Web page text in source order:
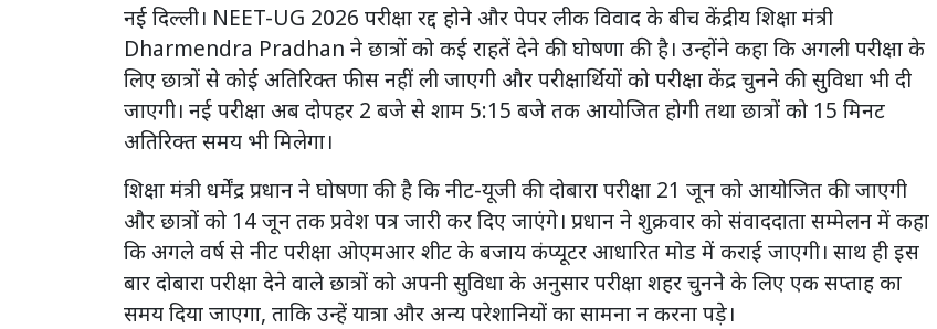
नई दिल्ली। NEET-UG 2026 परीक्षा रद्द होने और पेपर लीक विवाद के बीच केंद्रीय शिक्षा मंत्री
Dharmendra Pradhan ने छात्रों को कई राहतें देने की घोषणा की है। उन्होंने कहा कि अगली परीक्षा के
लिए छात्रों से कोई अतिरिक्त फीस नहीं ली जाएगी और परीक्षार्थियों को परीक्षा केंद्र चुनने की सुविधा भी दी
जाएगी। नई परीक्षा अब दोपहर 2 बजे से शाम 5:15 बजे तक आयोजित होगी तथा छात्रों को 15 मिनट
अतिरिक्त समय भी मिलेगा।
शिक्षा मंत्री धर्मेंद्र प्रधान ने घोषणा की है कि नीट-यूजी की दोबारा परीक्षा 21 जून को आयोजित की जाएगी
और छात्रों को 14 जून तक प्रवेश पत्र जारी कर दिए जाएंगे। प्रधान ने शुक्रवार को संवाददाता सम्मेलन में कहा
कि अगले वर्ष से नीट परीक्षा ओएमआर शीट के बजाय कंप्यूटर आधारित मोड में कराई जाएगी। साथ ही इस
बार दोबारा परीक्षा देने वाले छात्रों को अपनी सुविधा के अनुसार परीक्षा शहर चुनने के लिए एक सप्ताह का
समय दिया जाएगा, ताकि उन्हें यात्रा और अन्य परेशानियों का सामना न करना पड़े।